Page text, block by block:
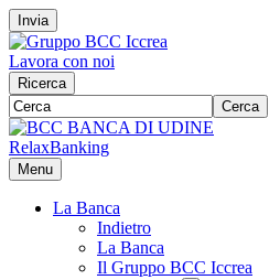
Invia
Lavora con noi
Ricerca
Cerca
RelaxBanking
Menu
La Banca
Indietro
La Banca
Il Gruppo BCC Iccrea